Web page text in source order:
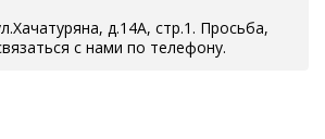
д.14А, стр.1. Просьба,
с нами по телефону.